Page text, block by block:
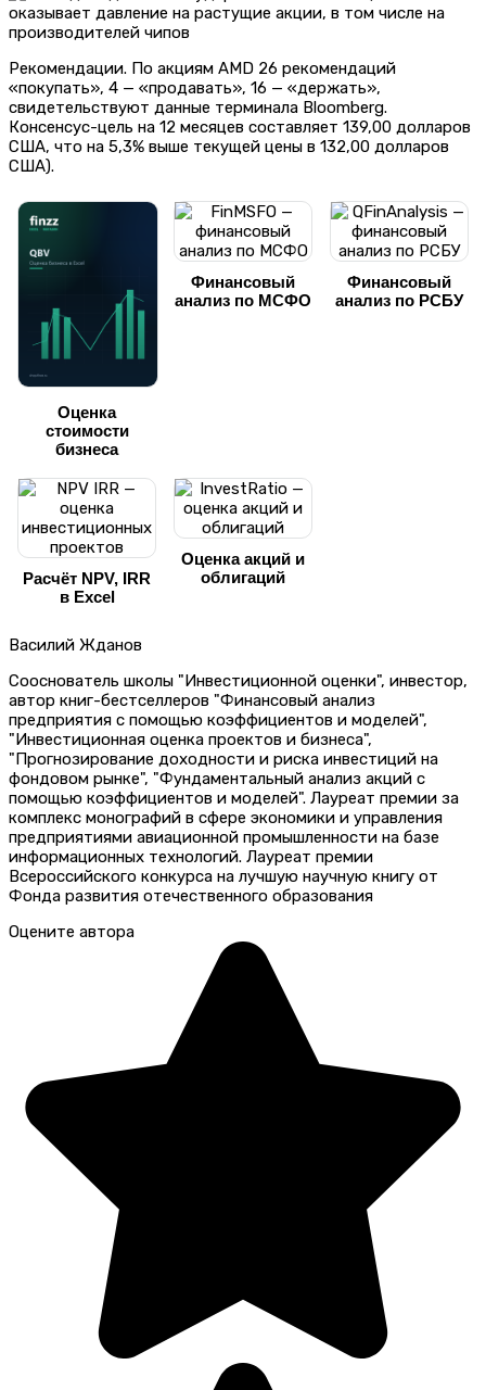
Рекомендации. По акциям AMD 26 рекомендаций
«покупать», 4 — «продавать», 16 — «держать»,
свидетельствуют данные терминала Bloomberg.
Консенсус-цель на 12 месяцев составляет 139,00 долларов
США, что на 5,3% выше текущей цены в 132,00 долларов
США).
Оценка
стоимости
бизнеса
Финансовый
анализ по МСФО
Финансовый
анализ по РСБУ
Расчёт NPV, IRR
в Excel
Оценка акций и
облигаций
Василий Жданов
Сооснователь школы "Инвестиционной оценки", инвестор,
автор книг-бестселлеров "Финансовый анализ
предприятия с помощью коэффициентов и моделей",
"Инвестиционная оценка проектов и бизнеса",
"Прогнозирование доходности и риска инвестиций на
фондовом рынке", "Фундаментальный анализ акций с
помощью коэффициентов и моделей". Лауреат премии за
комплекс монографий в сфере экономики и управления
предприятиями авиационной промышленности на базе
информационных технологий. Лауреат премии
Всероссийского конкурса на лучшую научную книгу от
Фонда развития отечественного образования
Оцените автора